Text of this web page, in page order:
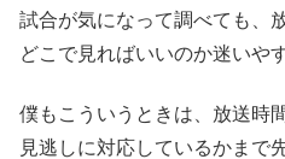
試合が気になって調べても、
どこで見ればいいのか迷いや
僕もこういうときは、放送時
見逃しに対応しているかまで